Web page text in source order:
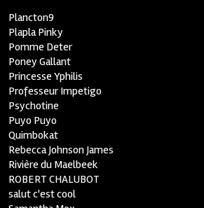
Plancton9
Plapla Pinky
Pomme Deter
Poney Gallant
Princesse Yphilis
Professeur Impetigo
Psychotine
Puyo Puyo
Quimbokat
Rebecca Johnson James
Rivière du Maelbeek
ROBERT CHALUBOT
salut c'est cool